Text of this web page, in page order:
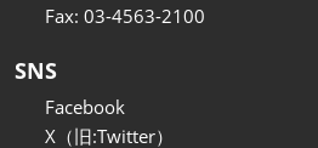
Fax: 03-4563-2100
SNS
Facebook
X（旧:Twitter）